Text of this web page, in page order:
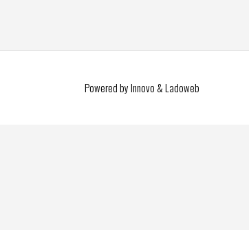
Powered by Innovo & Ladoweb